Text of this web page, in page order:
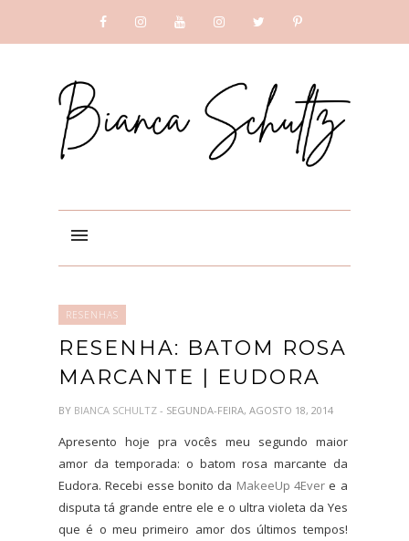
RESENHAS
RESENHA: BATOM ROSA
MARCANTE | EUDORA
BY BIANCA SCHULTZ - SEGUNDA-FEIRA, AGOSTO 18, 2014
Apresento hoje pra vocês meu segundo maior
amor da temporada: o batom rosa marcante da
Eudora. Recebi esse bonito da MakeeUp 4Ever e a
disputa tá grande entre ele e o ultra violeta da Yes
que é o meu primeiro amor dos últimos tempos!